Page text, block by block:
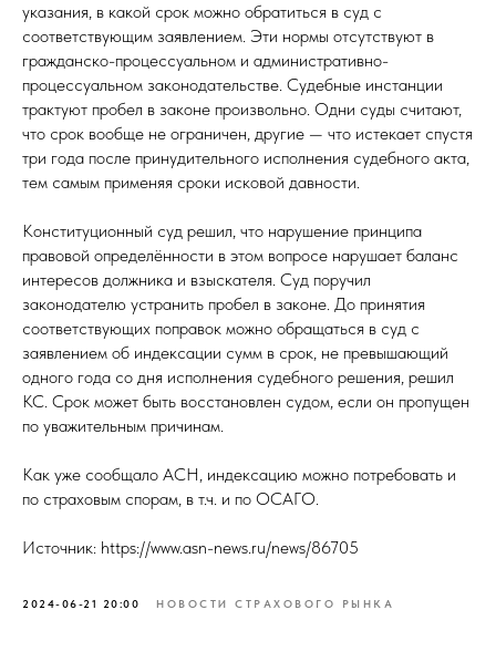
указания, в какой срок можно обратиться в суд с
соответствующим заявлением. Эти нормы отсутствуют в
гражданско-процессуальном и административно-
процессуальном законодательстве. Судебные инстанции
трактуют пробел в законе произвольно. Одни суды считают,
что срок вообще не ограничен, другие — что истекает спустя
три года после принудительного исполнения судебного акта,
тем самым применяя сроки исковой давности.
Конституционный суд решил, что нарушение принципа
правовой определённости в этом вопросе нарушает баланс
интересов должника и взыскателя. Суд поручил
законодателю устранить пробел в законе. До принятия
соответствующих поправок можно обращаться в суд с
заявлением об индексации сумм в срок, не превышающий
одного года со дня исполнения судебного решения, решил
КС. Срок может быть восстановлен судом, если он пропущен
по уважительным причинам.
Как уже сообщало АСН, индексацию можно потребовать и
по страховым спорам, в т.ч. и по ОСАГО.
Источник: https://www.asn-news.ru/news/86705
2024-06-21 20:00 НОВОСТИ СТРАХОВОГО РЫНКА